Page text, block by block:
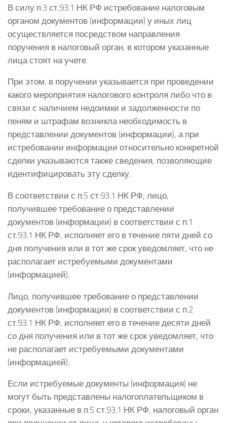
В силу п.3 ст.93.1 НК РФ истребование налоговым
органом документов (информации) у иных лиц
осуществляется посредством направления
поручения в налоговый орган, в котором указанные
лица стоят на учете.
При этом, в поручении указывается при проведении
какого мероприятия налогового контроля либо что в
связи с наличием недоимки и задолженности по
пеням и штрафам возникла необходимость в
представлении документов (информации), а при
истребовании информации относительно конкретной
сделки указываются также сведения, позволяющие
идентифицировать эту сделку.
В соответствии с п.5 ст.93.1 НК РФ, лицо,
получившее требование о представлении
документов (информации) в соответствии с п.1
ст.93.1 НК РФ, исполняет его в течение пяти дней со
дня получения или в тот же срок уведомляет, что не
располагает истребуемыми документами
(информацией).
Лицо, получившее требование о представлении
документов (информации) в соответствии с п.2
ст.93.1 НК РФ, исполняет его в течение десяти дней
со дня получения или в тот же срок уведомляет, что
не располагает истребуемыми документами
(информацией).
Если истребуемые документы (информация) не
могут быть представлены налогоплательщиком в
сроки, указанные в п.5 ст.93.1 НК РФ, налоговый орган